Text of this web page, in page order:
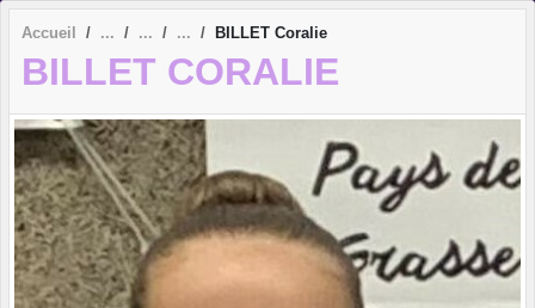
Accueil BILLET Coralie
BILLET CORALIE